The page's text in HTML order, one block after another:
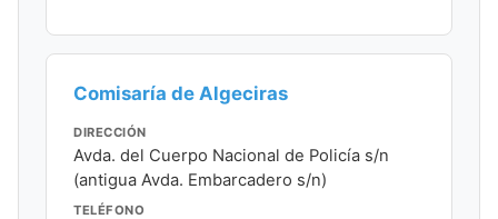
Comisaría de Algeciras
DIRECCIÓN
Avda. del Cuerpo Nacional de Policía s/n
(antigua Avda. Embarcadero s/n)
TELÉFONO